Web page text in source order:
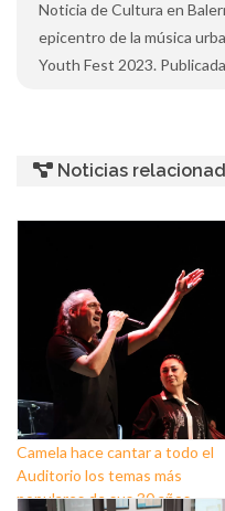
Noticia de Cultura en
epicentro de la música
Youth Fest 2023.
Noticias
Camela hace cantar a todo el
Auditorio los temas más
populares de sus 30 años